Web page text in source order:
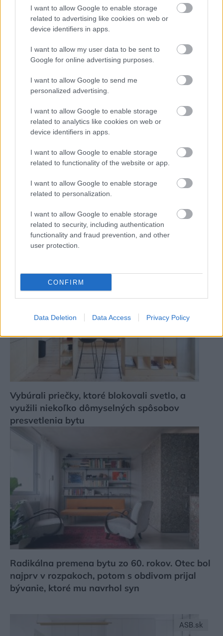
I want to allow Google to enable storage
related to advertising like cookies on web or
device identifiers in apps.
I want to allow my user data to be sent to
Google for online advertising purposes.
I want to allow Google to send me
personalized advertising.
I want to allow Google to enable storage
related to analytics like cookies on web or
device identifiers in apps.
I want to allow Google to enable storage
related to functionality of the website or app.
I want to allow Google to enable storage
related to personalization.
I want to allow Google to enable storage
related to security, including authentication
functionality and fraud prevention, and other
user protection.
CONFIRM
Data Deletion Data Access Privacy Policy
rieka. Miestni remeselníci vytvorili bývanie,
ktoré vyzerá ako malý raj
Pridajte túto surovinu do prania, obliečky
budú hladšie a pevnejšie. Starý trik z
hotelov poznali už naše babičky
Vybúrali priečky, ktoré blokovali svetlo, a
využili niekoľko dômyselných spôsobov
presvetlenia bytu
Radikálna premena bytu zo 60. rokov. Otec bol
najprv v rozpakoch, potom s obdivom prijal
bývanie, ktoré mu navrhol syn
ASB.sk